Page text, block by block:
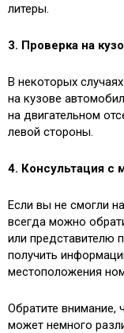
литеры.
3. Проверка на
В некоторых
на кузове
на двигательном
левой стороны.
4. Консультация с
Если вы не смогли
всегда можно
или представителю
получить
местоположения
Обратите внимание,
может немного